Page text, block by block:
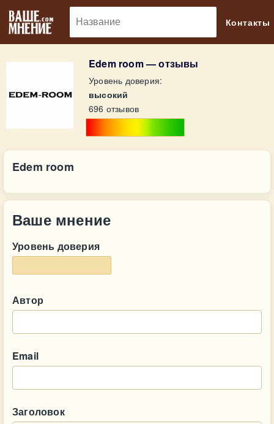
Контакты
Edem room — отзывы
Уровень доверия:
высокий
696 отзывов
Edem room
Ваше мнение
Уровень доверия
Автор
Email
Заголовок